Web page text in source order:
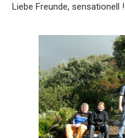
Liebe Freunde, sensationell